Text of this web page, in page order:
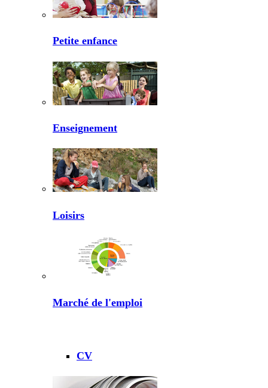
Petite enfance
Enseignement
Loisirs
Marché de l'emploi
CV